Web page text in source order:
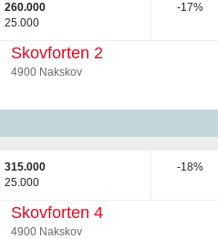
260.000
25.000
-17%
Skovforten 2
4900 Nakskov
315.000
25.000
-18%
Skovforten 4
4900 Nakskov